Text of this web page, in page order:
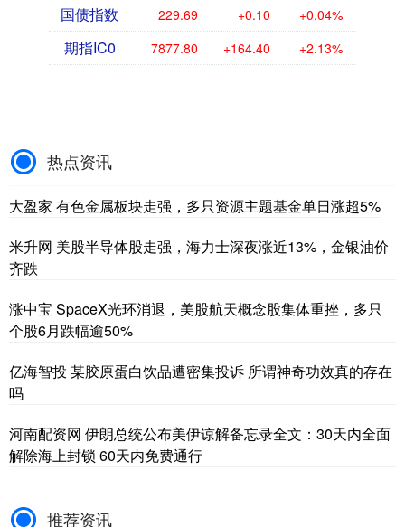
国债指数 229.69 +0.10 +0.04%
期指IC0 7877.80 +164.40 +2.13%
热点资讯
大盈家 有色金属板块走强，多只资源主题基金单日涨超5%
米升网 美股半导体股走强，海力士深夜涨近13%，金银油价
齐跌
涨中宝 SpaceX光环消退，美股航天概念股集体重挫，多只
个股6月跌幅逾50%
亿海智投 某胶原蛋白饮品遭密集投诉 所谓神奇功效真的存在
吗
河南配资网 伊朗总统公布美伊谅解备忘录全文：30天内全面
解除海上封锁 60天内免费通行
推荐资讯